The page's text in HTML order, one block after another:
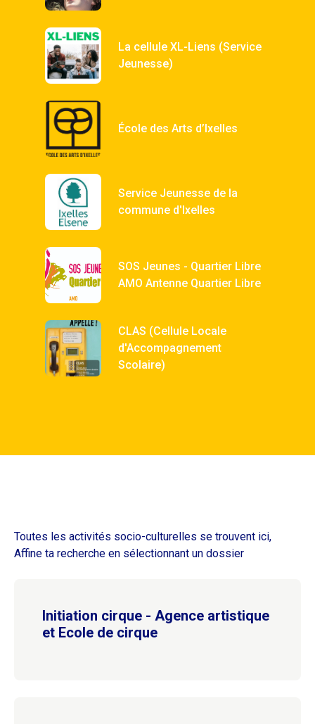
La cellule XL-Liens (Service
Jeunesse)
École des Arts d’Ixelles
Service Jeunesse de la
commune d'Ixelles
SOS Jeunes - Quartier Libre
AMO Antenne Quartier Libre
CLAS (Cellule Locale
d'Accompagnement
Scolaire)
Toutes les activités socio-culturelles se trouvent ici,
Affine ta recherche en sélectionnant un dossier
Initiation cirque - Agence artistique
et Ecole de cirque